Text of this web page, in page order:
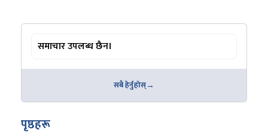
समाचार उपलब्ध छैन।
सबै हेर्नुहोस्
पृष्ठहरू